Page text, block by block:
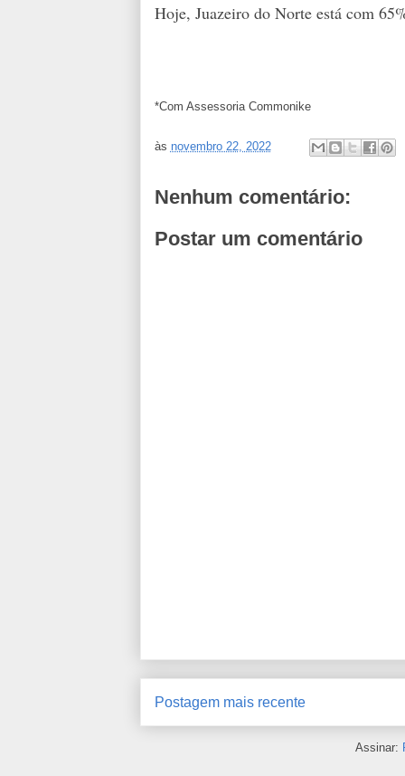
Hoje, Juazeiro do Norte está com
*Com Assessoria Commonike
às novembro 22, 2022
Nenhum comentário:
Postar um comentário
Postagem mais recente
Assinar: